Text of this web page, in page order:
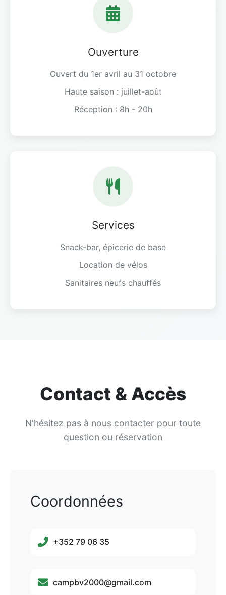
Ouverture
Ouvert du 1er avril au 31 octobre
Haute saison : juillet-août
Réception : 8h - 20h
Services
Snack-bar, épicerie de base
Location de vélos
Sanitaires neufs chauffés
Contact & Accès
N'hésitez pas à nous contacter pour toute
question ou réservation
Coordonnées
+352 79 06 35
campbv2000@gmail.com